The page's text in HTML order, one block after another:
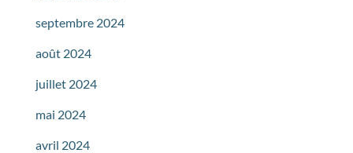
septembre 2024
août 2024
juillet 2024
mai 2024
avril 2024